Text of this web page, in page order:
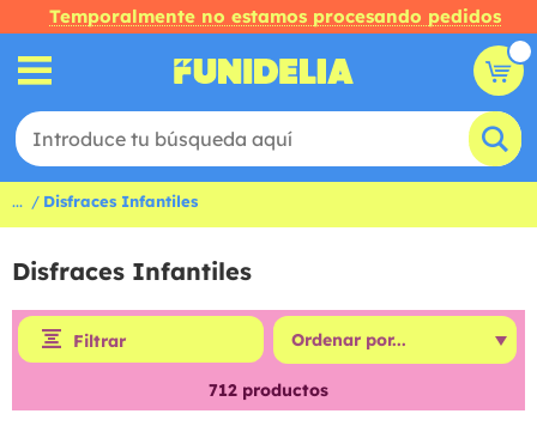
Temporalmente no estamos procesando pedidos
... Disfraces Infantiles
Disfraces Infantiles
Filtrar
712 productos